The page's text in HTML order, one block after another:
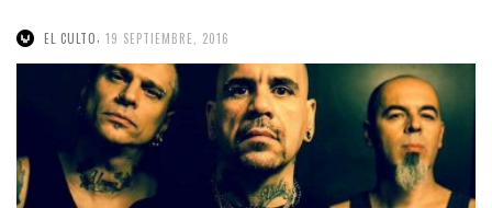
EL CULTO 19 SEPTIEMBRE, 2016